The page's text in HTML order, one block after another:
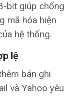
bit giúp chống
mã hóa hiện
hệ thống.
lệ
bản ghi
và Yahoo yêu